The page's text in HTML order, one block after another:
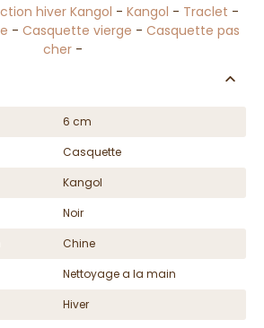
hiver Kangol - Kangol - Traclet -
- Casquette vierge - Casquette pas
cher -
6 cm
Casquette
Kangol
Noir
Chine
Nettoyage a la main
Hiver